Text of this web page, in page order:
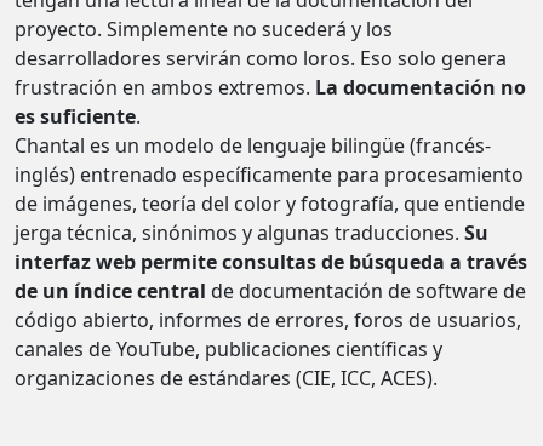
proyecto. Simplemente no sucederá y los
desarrolladores servirán como loros. Eso solo genera
frustración en ambos extremos. La documentación no
es suficiente.
Chantal es un modelo de lenguaje bilingüe (francés-
inglés) entrenado específicamente para procesamiento
de imágenes, teoría del color y fotografía, que entiende
jerga técnica, sinónimos y algunas traducciones. Su
interfaz web permite consultas de búsqueda a través
de un índice central de documentación de software de
código abierto, informes de errores, foros de usuarios,
canales de YouTube, publicaciones científicas y
organizaciones de estándares (CIE, ICC, ACES).